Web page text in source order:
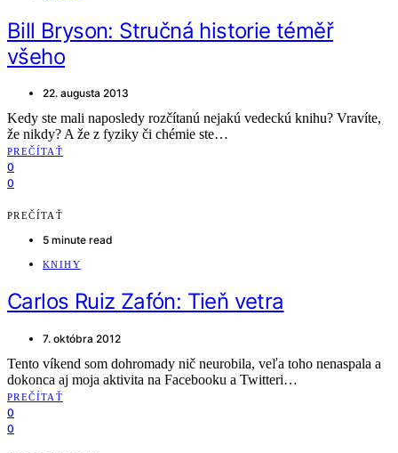
Bill Bryson: Stručná historie téměř
všeho
22. augusta 2013
Kedy ste mali naposledy rozčítanú nejakú vedeckú knihu? Vravíte,
že nikdy? A že z fyziky či chémie ste…
PREČÍTAŤ
0
0
PREČÍTAŤ
5 minute read
KNIHY
Carlos Ruiz Zafón: Tieň vetra
7. októbra 2012
Tento víkend som dohromady nič neurobila, veľa toho nenaspala a
dokonca aj moja aktivita na Facebooku a Twitteri…
PREČÍTAŤ
0
0